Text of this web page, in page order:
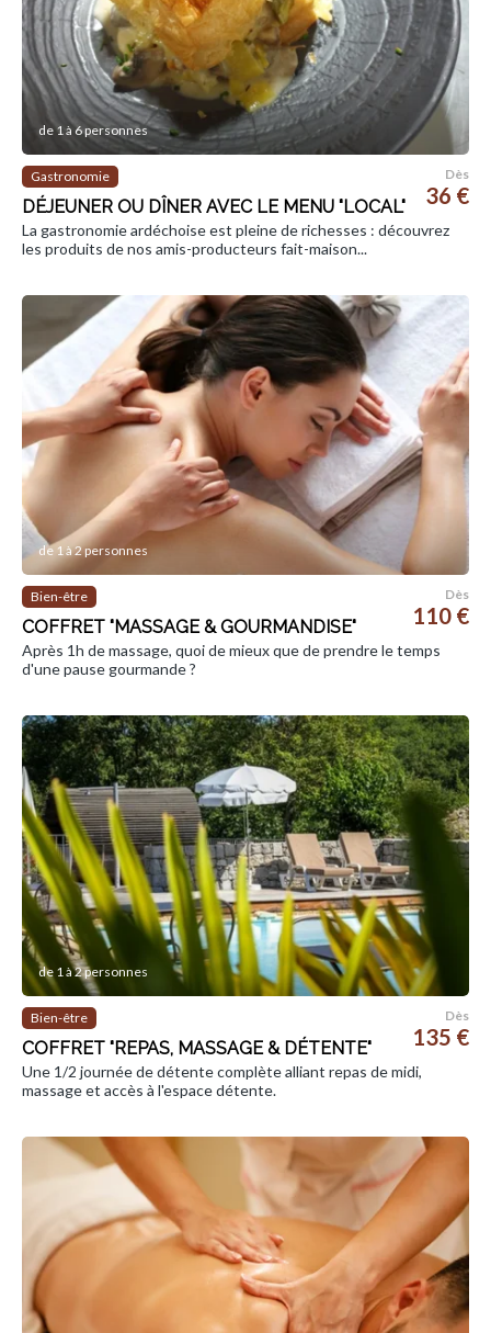
de 1 à 6 personnes
Gastronomie
DÉJEUNER OU DÎNER AVEC LE MENU "LOCAL"
Dès
36 €
La gastronomie ardéchoise est pleine de richesses : découvrez
les produits de nos amis-producteurs fait-maison...
de 1 à 2 personnes
Bien-être
COFFRET "MASSAGE & GOURMANDISE"
Dès
110 €
Après 1h de massage, quoi de mieux que de prendre le temps
d'une pause gourmande ?
de 1 à 2 personnes
Bien-être
COFFRET "REPAS, MASSAGE & DÉTENTE"
Dès
135 €
Une 1/2 journée de détente complète alliant repas de midi,
massage et accès à l'espace détente.